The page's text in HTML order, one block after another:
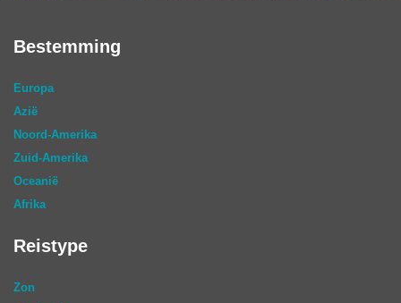
Bestemming
Europa
Azië
Noord-Amerika
Zuid-Amerika
Oceanië
Afrika
Reistype
Zon